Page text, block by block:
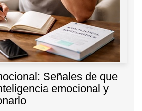
Señales de que
emocional y